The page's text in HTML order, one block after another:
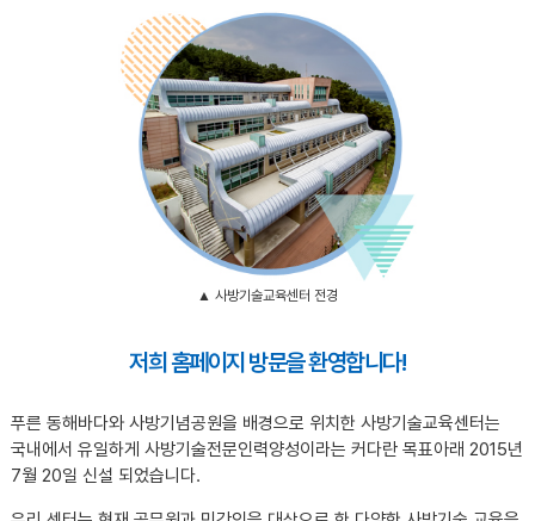
▲ 사방기술교육센터 전경
저희 홈페이지 방문을 환영합니다!
푸른 동해바다와 사방기념공원을 배경으로 위치한 사방기술교육센터는
국내에서 유일하게 사방기술전문인력양성이라는 커다란 목표아래 2015년
7월 20일 신설 되었습니다.